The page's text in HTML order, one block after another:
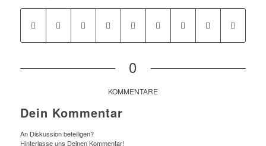
0
KOMMENTARE
Dein Kommentar
An Diskussion beteiligen?
Hinterlasse uns Deinen Kommentar!